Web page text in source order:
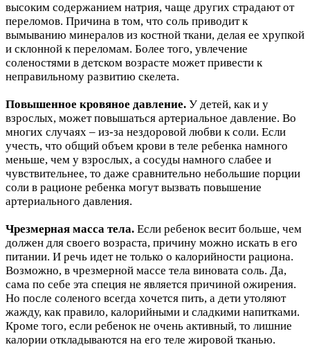
высоким содержанием натрия, чаще других страдают от
переломов. Причина в том, что соль приводит к
вымыванию минералов из костной ткани, делая ее хрупкой
и склонной к переломам. Более того, увлечение
соленостями в детском возрасте может привести к
неправильному развитию скелета.
Повышенное кровяное давление. У детей, как и у
взрослых, может повышаться артериальное давление. Во
многих случаях – из-за нездоровой любви к соли. Если
учесть, что общий объем крови в теле ребенка намного
меньше, чем у взрослых, а сосуды намного слабее и
чувствительнее, то даже сравнительно небольшие порции
соли в рационе ребенка могут вызвать повышение
артериального давления.
Чрезмерная масса тела. Если ребенок весит больше, чем
должен для своего возраста, причину можно искать в его
питании. И речь идет не только о калорийности рациона.
Возможно, в чрезмерной массе тела виновата соль. Да,
сама по себе эта специя не является причиной ожирения.
Но после соленого всегда хочется пить, а дети утоляют
жажду, как правило, калорийными и сладкими напитками.
Кроме того, если ребенок не очень активный, то лишние
калории откладываются на его теле жировой тканью.